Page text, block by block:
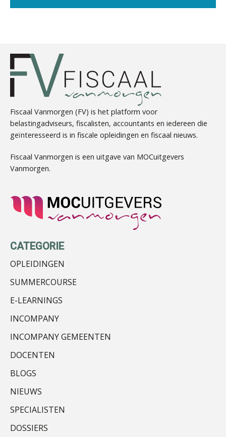
Joep Swinkels
Debby Kettler
Kirsten Kievit
Fiscaal Vanmorgen (FV) is het platform voor
belastingadviseurs, fiscalisten, accountants en iedereen die
geïnteresseerd is in fiscale opleidingen en fiscaal nieuws.
Fiscaal Vanmorgen is een uitgave van MOCuitgevers
Vanmorgen.
CATEGORIE
OPLEIDINGEN
SUMMERCOURSE
E-LEARNINGS
INCOMPANY
INCOMPANY GEMEENTEN
DOCENTEN
BLOGS
NIEUWS
SPECIALISTEN
DOSSIERS